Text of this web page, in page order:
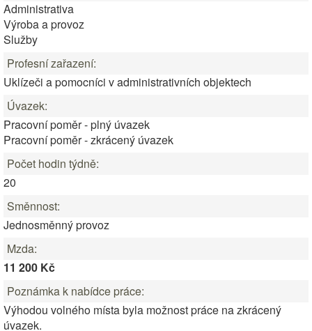
Administrativa
Výroba a provoz
Služby
Profesní zařazení:
Uklízeči a pomocníci v administrativních objektech
Úvazek:
Pracovní poměr - plný úvazek
Pracovní poměr - zkrácený úvazek
Počet hodin týdně:
20
Směnnost:
Jednosměnný provoz
Mzda:
11 200 Kč
Poznámka k nabídce práce:
Výhodou volného místa byla možnost práce na zkrácený
úvazek.